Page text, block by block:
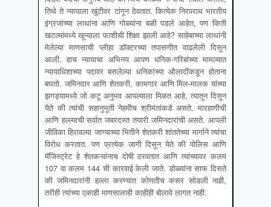
तिथे ते न्यायाला खुंटीवर टांगून ठेवतात. कित्येक निरपराध भारतीय
इंग्रजांच्या लाथांना आणि गोळ्यांना बळी पडले आहेत, पण किती
खटल्यांमध्ये खून्याला फाशीची शिक्षा झाली आहे? साहेबाच्या लाथांनी
मेलेल्या माणसाची प्लीहा डॉक्टरच्या तपासणीत वाढलेली दिसून
आली. हाच न्यायाचा अभिनय आपण धनिक-गरिबांच्या मामल्यात
न्यायाधिशाच्या पदावर बसलेल्या धनिकांच्या औलादींकडून होताना
बघतो. जमिनदार आणि शेतकरी, कामगार आणि मिल-मालक यांच्या
झगड्यामध्ये जो कटू अनुभव आपल्याला मिळत आहे, त्यातून दिसून
येते की त्यांची सहानुभूती नेहमीच श्रीमंतांकडे असते. मारहाणीची
आणि हल्ल्याची सर्वात जबरदस्त तयारी जमिनदारांची असते. आपली
जीविका हिरावल्या जाण्याच्या भितीने शेतकरी शांततेच्या मार्गाने त्यांचा
विरोध करतात. पण प्रत्येक जागी दिसून येते की पोलिस आणि
मॅजिस्ट्रेट हे शेतकऱ्यांनाच दोषी ठरवतात आणि त्यांच्यावर कलम
107 वा कलम 144 ची कारवाई केली जाते. डोळ्यांना साफ दिसते
की जमिनदारांनी हल्ला करण्यात कोणतीच कसर सोडली नाही,
तरीही त्यांच्या एकाही माणसालाही काहीही बोलावे लागत नाही.